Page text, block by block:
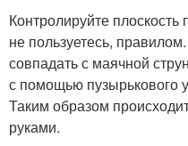
Контролируйте
не пользуетесь,
совпадать с маячной
с помощью пузырькового
Таким образом
руками.